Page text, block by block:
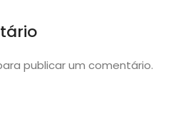
publicar um comentário.